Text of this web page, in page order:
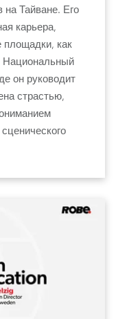
Тайване. Его
карьера,
как
Национальный
он руководит
страстью,